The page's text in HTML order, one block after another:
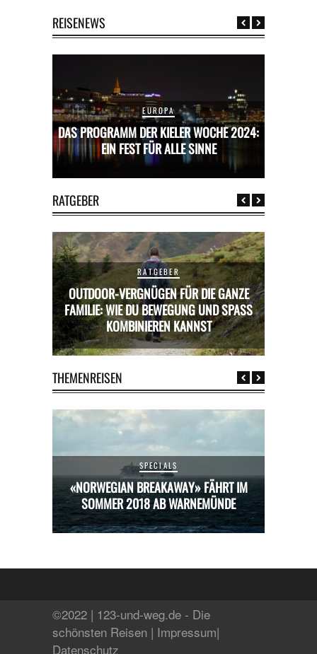
REISENEWS
EUROPA
DAS PROGRAMM DER KIELER WOCHE 2024:
EIN FEST FÜR ALLE SINNE
RATGEBER
RATGEBER
OUTDOOR-VERGNÜGEN FÜR DIE GANZE
FAMILIE: WIE DU BEWEGUNG UND SPASS K
OMBINIEREN KANNST
THEMENREISEN
SPECIALS
«NORWEGIAN BREAKAWAY» FÄHRT IM
SOMMER 2018 AB WARNEMÜNDE
©2022 | 123-und-weg.de - Die
schönsten Reisen | Impressum|
Datenschutz